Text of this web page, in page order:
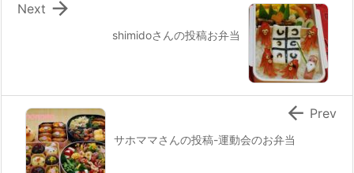
shimidoさんの投稿お弁当

Next
サホママさんの投稿-運動会のお弁当
 Prev